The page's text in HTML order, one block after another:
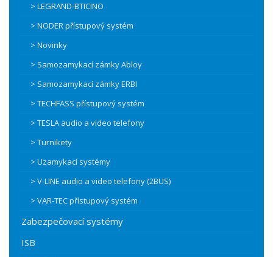
> LEGRAND-BTICINO
> NODER přístupový systém
> Novinky
> Samozamykací zámky Abloy
> Samozamykací zámky ERBI
> TECHFASS přístupový systém
> TESLA audio a video telefony
> Turnikety
> Uzamykací systémy
> V-LINE audio a video telefony (2BUS)
> VAR-TEC přístupový systém
Zabezpečovací systémy
ISB